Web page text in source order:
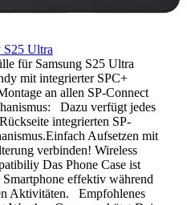
S25 Ultra
für Samsung S25 Ultra
mit integrierter SPC+
an allen SP-Connect
Dazu verfügt jedes
integrierten SP-
Aufsetzen mit
verbinden! Wireless
Das Phone Case ist
effektiv während
Aktivitäten. Empfohlenes